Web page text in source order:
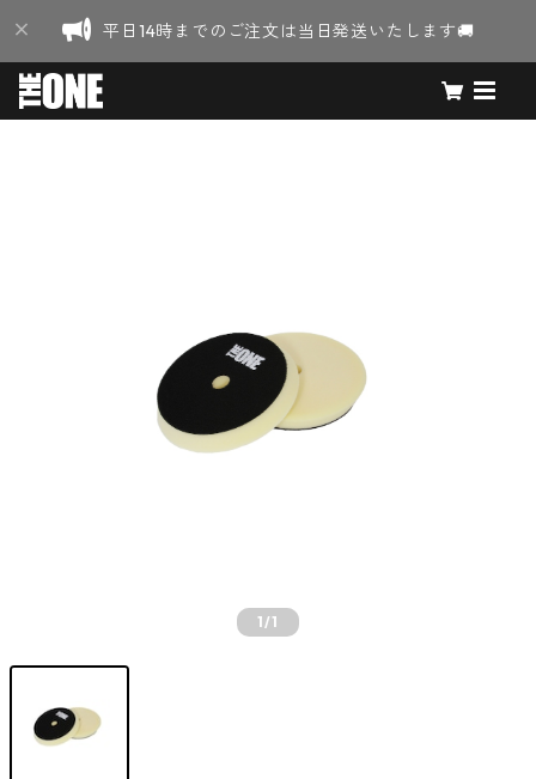
平日14時までのご注文は当日発送いたします🚚
1/1